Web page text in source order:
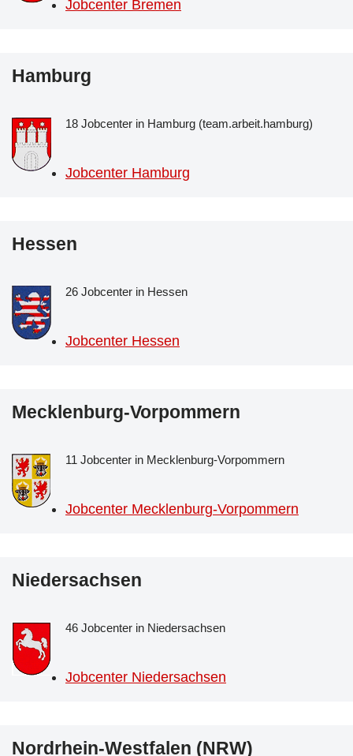
Jobcenter Bremen
Hamburg
18 Jobcenter in Hamburg (team.arbeit.hamburg)
Jobcenter Hamburg
Hessen
26 Jobcenter in Hessen
Jobcenter Hessen
Mecklenburg-Vorpommern
11 Jobcenter in Mecklenburg-Vorpommern
Jobcenter Mecklenburg-Vorpommern
Niedersachsen
46 Jobcenter in Niedersachsen
Jobcenter Niedersachsen
Nordrhein-Westfalen (NRW)